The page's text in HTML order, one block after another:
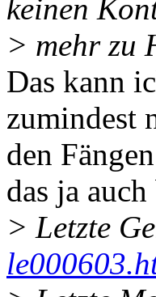
keinen
> mehr zu
Das kann
zumindest
den
das ja
> Letzte